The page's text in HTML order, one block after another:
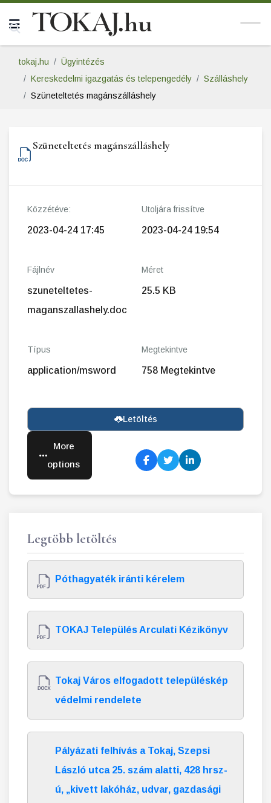
tokaj.hu
Ügyintézés
Kereskedelmi igazgatás és telepengedély
Szálláshely
Szüneteltetés magánszálláshely
Szüneteltetés magánszálláshely
Közzétéve:
2023-04-24 17:45
Utoljára frissítve
2023-04-24 19:54
Fájlnév
szuneteltetes-
maganszallashely.doc
Méret
25.5 KB
Típus
application/msword
Megtekintve
758 Megtekintve
Letöltés
More
options
Legtöbb letöltés
Póthagyaték iránti kérelem
TOKAJ Település Arculati Kézikönyv
Tokaj Város elfogadott településkép
védelmi rendelete
Pályázati felhívás a Tokaj, Szepsi
László utca 25. szám alatti, 428 hrsz-
ú, „kivett lakóház, udvar, gazdasági